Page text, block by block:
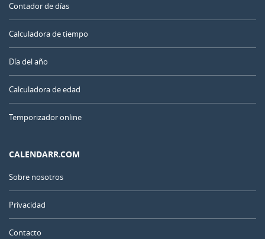
Contador de días
Calculadora de tiempo
Día del año
Calculadora de edad
Temporizador online
CALENDARR.COM
Sobre nosotros
Privacidad
Contacto